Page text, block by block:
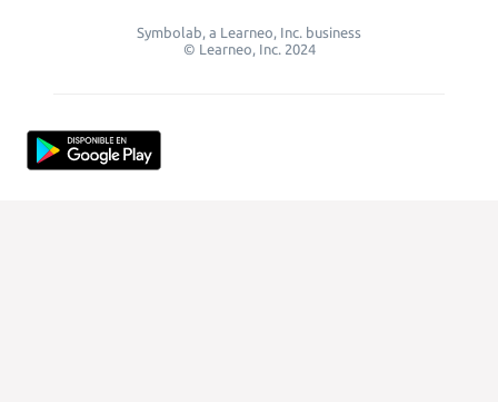
Symbolab, a Learneo, Inc. business
© Learneo, Inc. 2024